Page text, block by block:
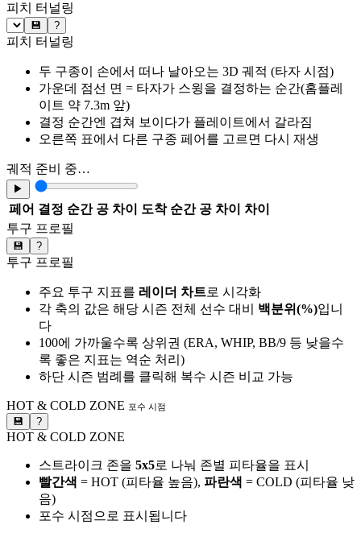
피치 터널링
💾 ?
피치 터널링
두 구종이 손에서 떠나 날아오는 3D 궤적 (타자 시점)
가운데 점선 면 = 타자가 스윙을 결정하는 순간(홈플레
이트 약 7.3m 앞)
결정 순간엔 겹쳐 보이다가 플레이트에서 갈라짐
오른쪽 표에서 다른 구종 페어를 고르면 다시 재생
궤적 준비 중…
▶
페어 결정 순간 공 차이 도착 순간 공 차이
차이
투구 프로필
💾 ?
투구 프로필
주요 투구 지표를 레이더 차트로 시각화
각 축의 값은 해당 시즌 전체 선수 대비 백분위(%)입니
다
100에 가까울수록 상위권 (ERA, WHIP, BB/9 등 낮을수
록 좋은 지표는 역순 처리)
하단 시즌 범례를 클릭해 복수 시즌 비교 가능
HOT & COLD ZONE 포수 시점
💾 ?
HOT & COLD ZONE
스트라이크 존을 5x5로 나눠 존별 피타율을 표시
빨간색 = HOT (피타율 높음), 파란색 = COLD (피타율 낮
음)
포수 시점으로 표시됩니다